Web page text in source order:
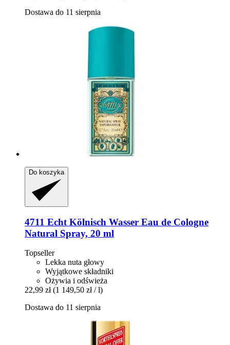
Dostawa do 11 sierpnia
Do koszyka
4711 Echt Kölnisch Wasser Eau de Cologne
Natural Spray, 20 ml
Topseller
Lekka nuta głowy
Wyjątkowe składniki
Ożywia i odświeża
22,99 zł (1 149,50 zł / l)
Dostawa do 11 sierpnia